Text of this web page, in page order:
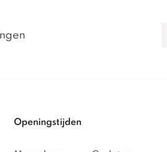
Openingstijden